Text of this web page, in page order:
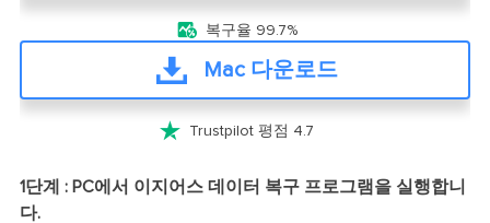
 복구율 99.7%
Mac 다운로드
 Trustpilot 평점 4.7
1단계 : PC에서 이지어스 데이터 복구 프로그램을 실행합니
다.